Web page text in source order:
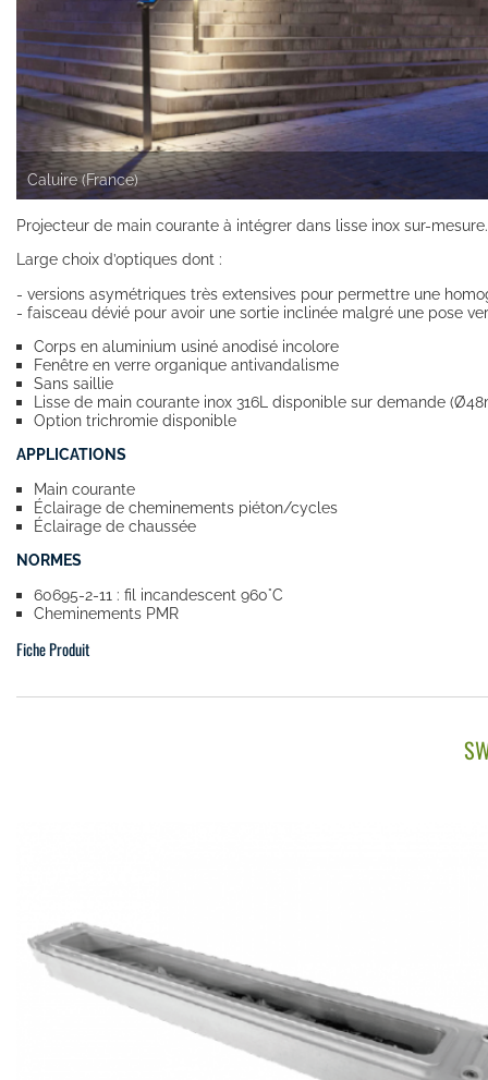
Caluire (France)
Projecteur de main courante à intégrer dans lisse inox sur-mesure.
Large choix d’optiques dont :
- versions asymétriques très extensives pour permettre une
- faisceau dévié pour avoir une sortie inclinée malgré une pose
Corps en aluminium usiné anodisé incolore
Fenêtre en verre organique antivandalisme
Sans saillie
Lisse de main courante inox 316L disponible sur demande
Option trichromie disponible
APPLICATIONS
Main courante
Éclairage de cheminements piéton/cycles
Éclairage de chaussée
NORMES
60695-2-11 : fil incandescent 960°C
Cheminements PMR
Fiche Produit